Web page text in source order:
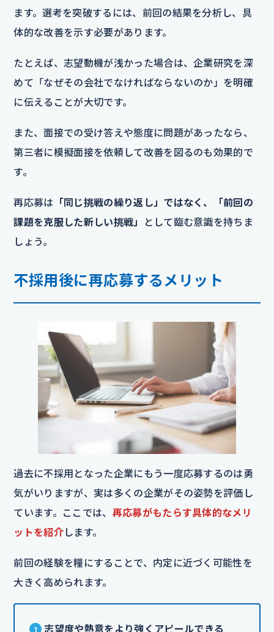
ます。選考を突破するには、前回の結果を分析し、具
体的な改善を示す必要があります。
たとえば、志望動機が浅かった場合は、企業研究を深
めて「なぜその会社でなければならないのか」を明確
に伝えることが大切です。
また、面接での受け答えや態度に問題があったなら、
第三者に模擬面接を依頼して改善を図るのも効果的で
す。
再応募は 「同じ挑戦の繰り返し」ではなく、「前回の
課題を克服した新しい挑戦」
として臨む意識を持ちま
しょう。
不採用後に再応募するメリット
過去に不採用となった企業にもう一度応募するのは勇
気がいりますが、実は多くの企業がその姿勢を評価し
ています。ここでは、 再応募がもたらす具体的なメリ
ットを紹介 します。
前回の経験を糧にすることで、内定に近づく可能性を
大きく高められます。
志望度や熱意をより強くアピールできる